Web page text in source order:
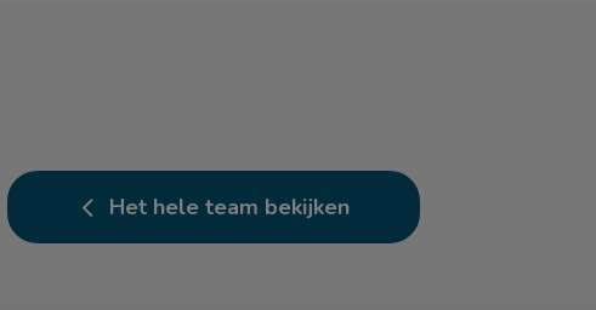
Het hele team bekijken